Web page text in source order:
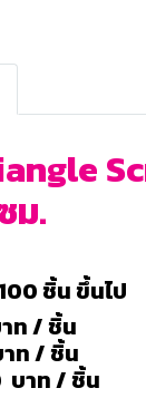
ม.
ชิ้น ขึ้นไป
ท / ชิ้น
ท / ชิ้น
บาท / ชิ้น